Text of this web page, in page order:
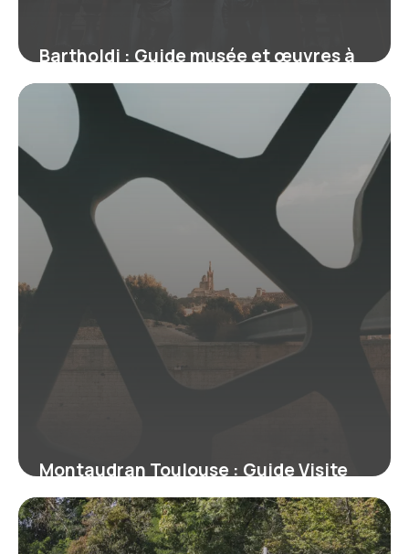
Bartholdi : Guide musée et œuvres à
Colmar 2026
11 juillet 2026
Montaudran Toulouse : Guide Visite
Aéropostale
10 juillet 2026